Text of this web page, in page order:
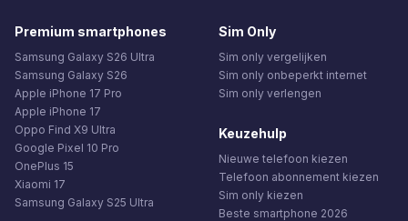
Premium smartphones
Samsung Galaxy S26 Ultra
Samsung Galaxy S26
Apple iPhone 17 Pro
Apple iPhone 17
Oppo Find X9 Ultra
Google Pixel 10 Pro
OnePlus 15
Xiaomi 17
Samsung Galaxy S25 Ultra
Sim Only
Sim only vergelijken
Sim only onbeperkt internet
Sim only verlengen
Keuzehulp
Nieuwe telefoon kiezen
Telefoon abonnement kiezen
Sim only kiezen
Beste smartphone 2026